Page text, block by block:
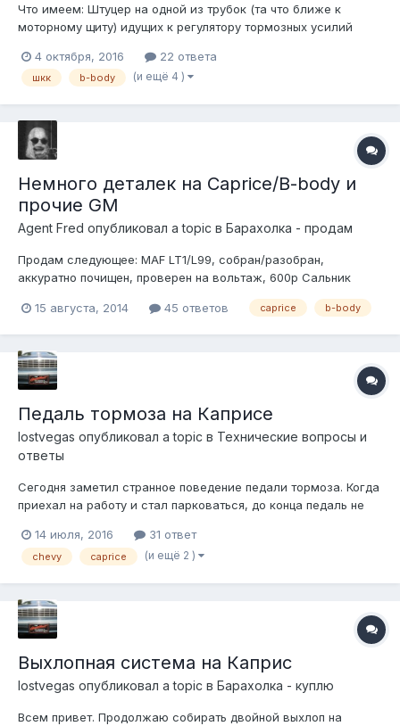
Что имеем: Штуцер на одной из трубок (та что ближе к
моторному щиту) идущих к регулятору тормозных усилий
первый виток, который тем не менее портит всю картину.
Вопрос: Как лучше решить эту проблему? Наиболее простым
4 октября, 2016 22 ответа
шкк b-body (и ещё 4 )
Немного деталек на Caprice/B-body и
прочие GM
Agent Fred опубликовал a topic в Барахолка - продам
Продам следующее: MAF LT1/L99, собран/разобран,
аккуратно почищен, проверен на вольтаж, 600р Сальник
полуоси dorman 610-323, за 10шт - 400р (есть 20штук) Втулки
15 августа, 2014 45 ответов caprice b-body
Педаль тормоза на Каприсе
lostvegas опубликовал a topic в Технические вопросы и
ответы
Сегодня заметил странное поведение педали тормоза. Когда
приехал на работу и стал парковаться, до конца педаль не
чего она стала очень тугой, как бывает когда нажимаешь
тормоз при заглушенном двигателе. Вечером по дороге
14 июля, 2016 31 ответ
chevy caprice (и ещё 2 )
Выхлопная система на Каприс
lostvegas опубликовал a topic в Барахолка - куплю
Всем привет. Продолжаю собирать двойной выхлоп на